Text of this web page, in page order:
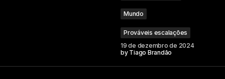
Mundo
Prováveis escalações
19 de dezembro de 2024
by Tiago Brandão